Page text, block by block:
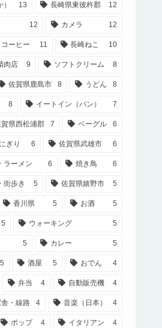
13 長崎県東彼杵郡 12
12 カメラ 12
コーヒー 11 長崎ねこ 10
肉店 9 ソフトクリーム 8
佐賀県鹿島市 8 うどん 8
8 イートイン（パン） 7
県西松浦郡 7 ベーグル 6
ぎり 6 佐賀県武雄市 6
ラーメン 6 焼き鳥 6
街歩き 5 佐賀県嬉野市 5
香川県 5 お酒 5
5 ウォーキング 5
5 カレー 5
5 酒屋 5 おでん 4
弁当 4 自動販売機 4
・線路 4 音楽（日本） 4
ポップ 4 イタリアン 4